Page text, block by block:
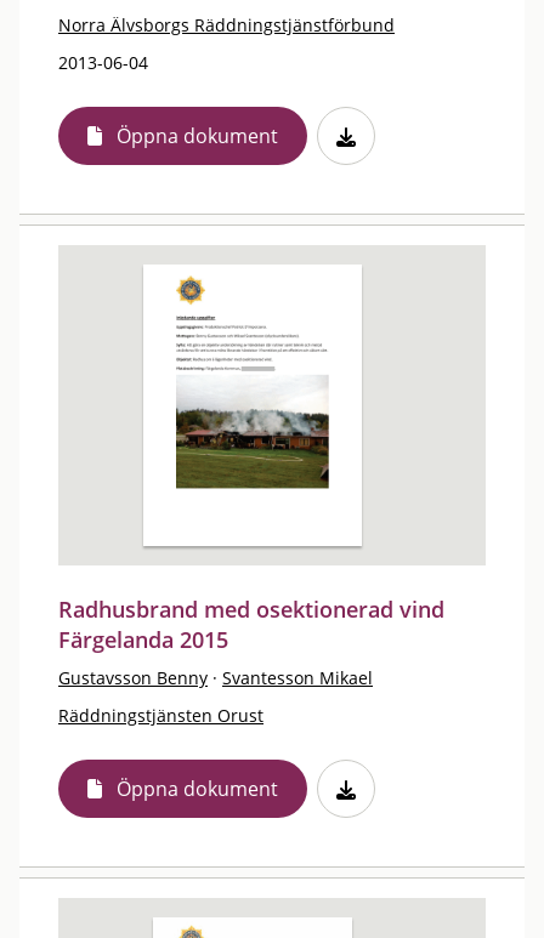
Norra Älvsborgs Räddningstjänstförbund
2013-06-04
Öppna dokument
Radhusbrand med osektionerad vind
Färgelanda 2015
Gustavsson Benny · Svantesson Mikael
Räddningstjänsten Orust
Öppna dokument